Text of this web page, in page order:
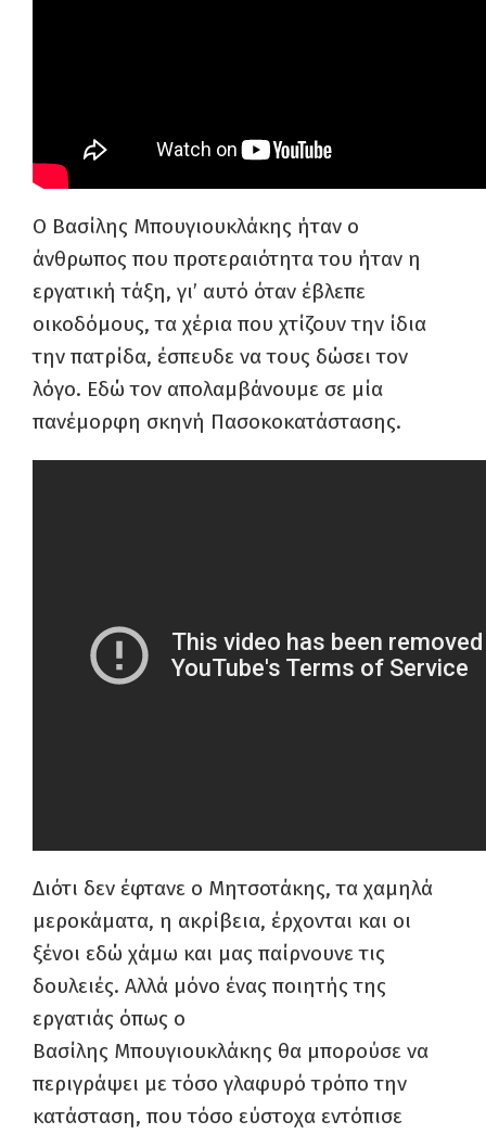
O Bασίλης Μπουγιουκλάκης ήταν ο
άνθρωπος που προτεραιότητατου ήταν η
εργατική τάξη, γι’ αυτό όταν έβλεπε
οικοδόμους, τα χέρια που χτίζουν την ίδια
την πατρίδα, έσπευδε να τους δώσει τον
λόγο. Εδώ τον απολαμβάνουμε σε μία
πανέμορφη σκηνή Πασοκοκατάστασης.
Διότι δεν έφτανε ο Μητσοτάκης, τα χαμηλά
μεροκάματα, η ακρίβεια, έρχονται και οι
ξένοι εδώ χάμω και μας παίρνουνε τις
δουλειές. Αλλά μόνο ένας ποιητής της
εργατιάς όπως ο
Βασίλης Μπουγιουκλάκης θα μπορούσε να
περιγράψει με τόσο γλαφυρό τρόπο την
κατάσταση, που τόσο εύστοχα εντόπισε